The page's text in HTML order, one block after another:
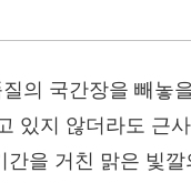
의 국간장을 빼놓
있지 않더라도 근
을 거친 맑은 빛깔